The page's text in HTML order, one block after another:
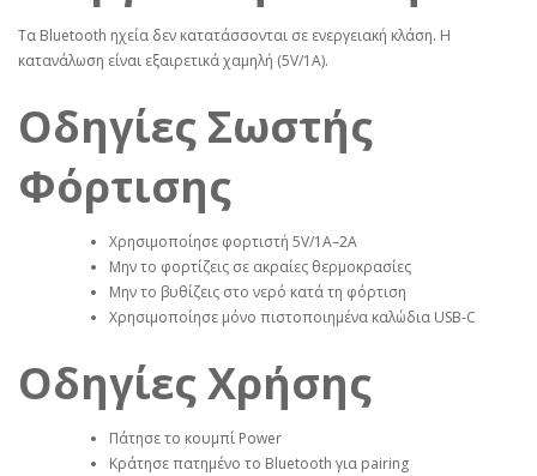
Τα Bluetooth ηχεία δεν κατατάσσονται σε ενεργειακή κλάση. Η
κατανάλωση είναι εξαιρετικά χαμηλή (5V/1A).
Οδηγίες Σωστής
Φόρτισης
Χρησιμοποίησε φορτιστή 5V/1A–2A
Μην το φορτίζεις σε ακραίες θερμοκρασίες
Μην το βυθίζεις στο νερό κατά τη φόρτιση
Χρησιμοποίησε μόνο πιστοποιημένα καλώδια USB‑C
Οδηγίες Χρήσης
Πάτησε το κουμπί Power
Κράτησε πατημένο το Bluetooth για pairing